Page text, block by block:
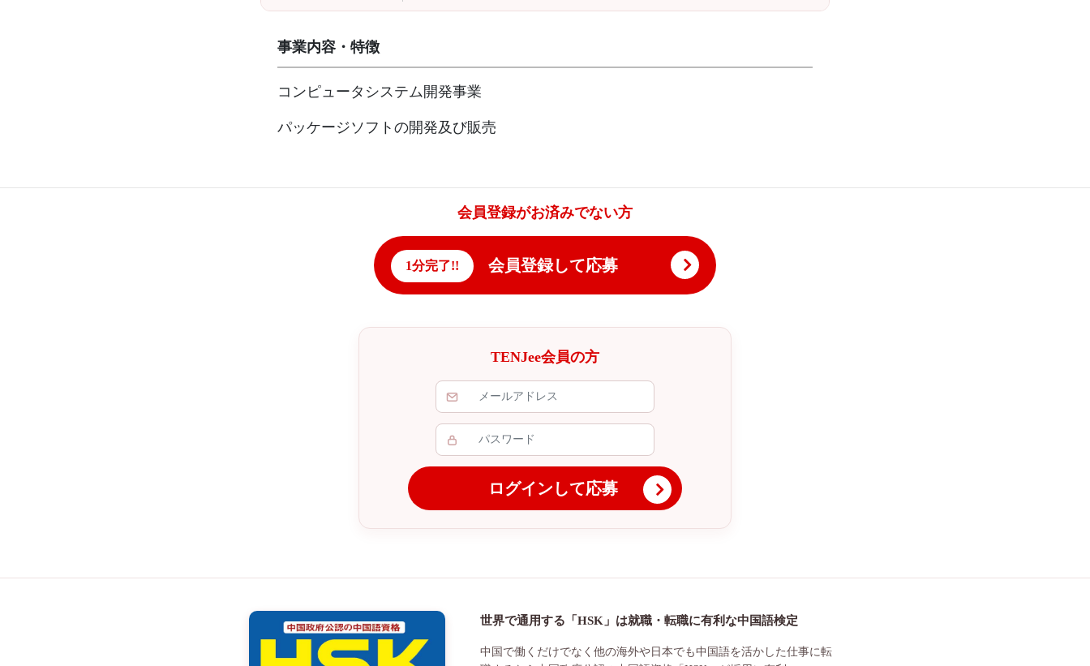
事業内容・特徴
コンピュータシステム開発事業
パッケージソフトの開発及び販売
会員登録がお済みでない方
1分完了!! 会員登録して応募
TENJee会員の方
ログインして応募
世界で通用する「HSK」は就職・転職に有利な中国語検定
中国で働くだけでなく他の海外や日本でも中国語を活かした仕事に転